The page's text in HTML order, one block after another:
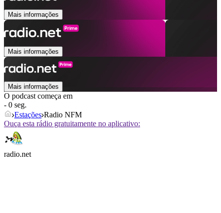
Mais informações
Mais informações
Mais informações
O podcast começa em
- 0 seg.
Estações Radio NFM
Ouça esta rádio gratuitamente no aplicativo:
radio.net